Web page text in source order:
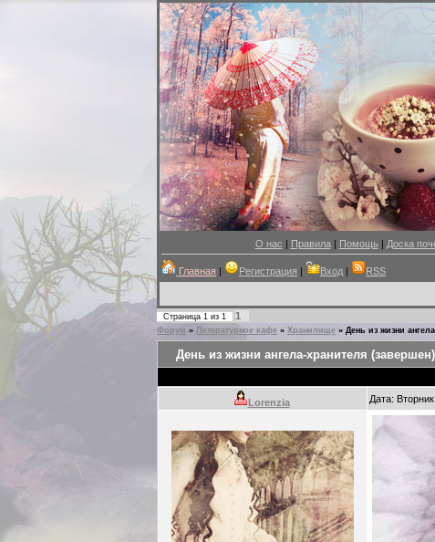
О нас | Правила| Помощь | Доска
Главная | Регистрация | Вход | RSS
Страница 1 из 1 1
Форум » Литературное кафе » Хранилище » День из жизни
День из жизни ангела-хранителя (завершен)
Lorenzia Дата: